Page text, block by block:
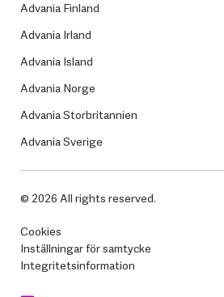
Advania Finland
Advania Irland
Advania Island
Advania Norge
Advania Storbritannien
Advania Sverige
© 2026 All rights reserved.
Cookies
Inställningar för samtycke
Integritetsinformation